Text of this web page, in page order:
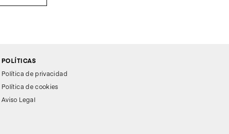
POLÍTICAS
Política de privacidad
Política de cookies
Aviso Legal